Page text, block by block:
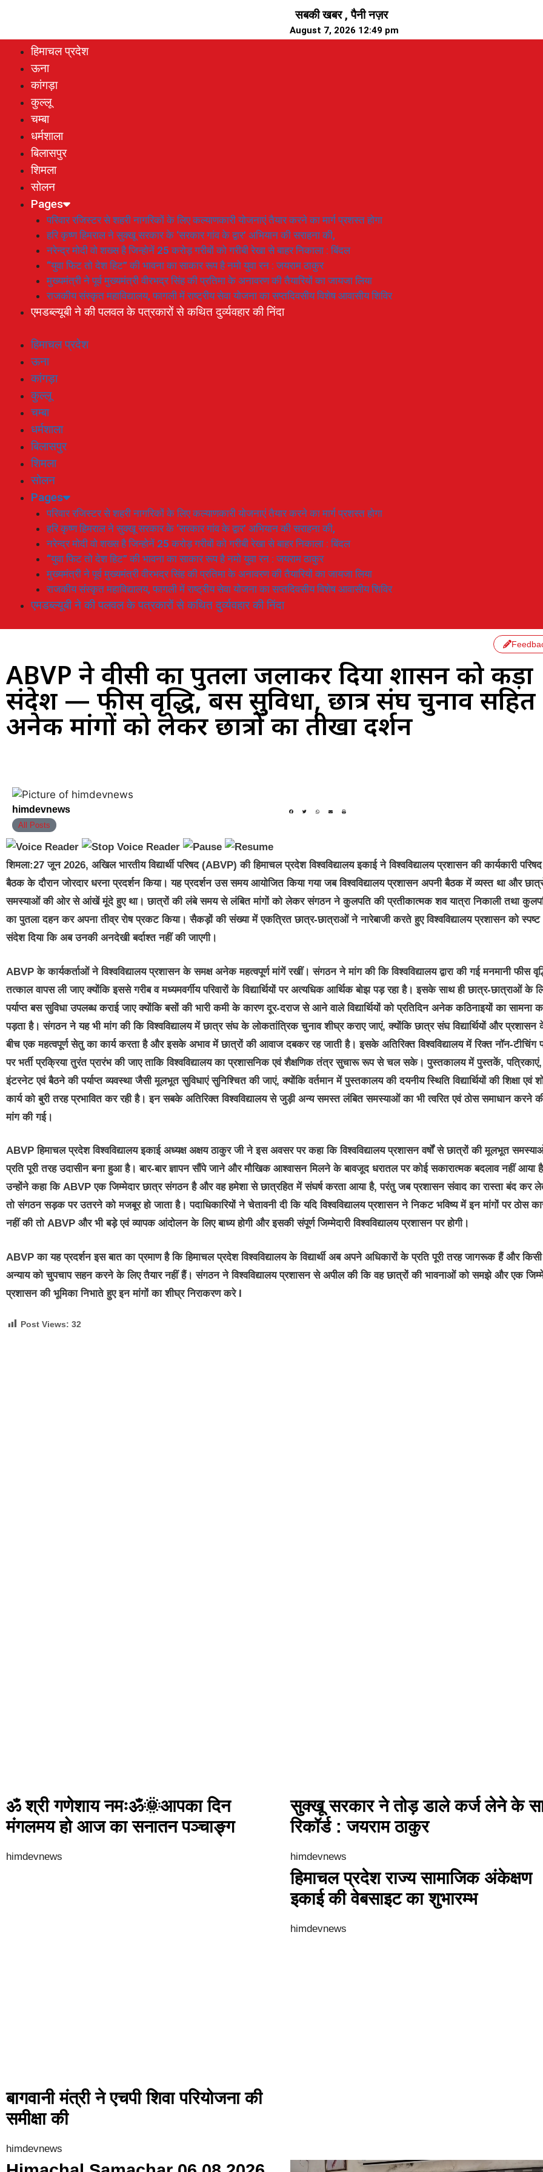
सबकी खबर , पैनी नज़र
August 7, 2026 12:49 pm
हिमाचल प्रदेश
ऊना
कांगड़ा
कुल्लू
चम्बा
धर्मशाला
बिलासपुर
शिमला
सोलन
Pages
परिवार रजिस्टर से शहरी नागरिकों के लिए कल्याणकारी योजनाएं तैयार करने का मार्ग प्रशस्त होगा
हरि कृष्ण हिमराल ने सुक्खू सरकार के ‘सरकार गांव के द्वार’ अभियान की सराहना की,
नरेन्द्र मोदी वो शख्स है जिन्होनें 25 करोड़ गरीबों को गरीबी रेखा से बाहर निकाला : बिंदल
“युवा फिट तो देश हिट” की भावना का साकार रूप है नमो युवा रन : जयराम ठाकुर
मुख्यमंत्री ने पूर्व मुख्यमंत्री वीरभद्र सिंह की प्रतिमा के अनावरण की तैयारियों का जायजा लिया
राजकीय संस्कृत महाविद्यालय, फागली में राष्ट्रीय सेवा योजना का सप्तदिवसीय विशेष आवासीय शिविर
एमडब्ल्यूबी ने की पलवल के पत्रकारों से कथित दुर्व्यवहार की निंदा
हिमाचल प्रदेश
ऊना
कांगड़ा
कुल्लू
चम्बा
धर्मशाला
बिलासपुर
शिमला
सोलन
Pages
परिवार रजिस्टर से शहरी नागरिकों के लिए कल्याणकारी योजनाएं तैयार करने का मार्ग प्रशस्त होगा
हरि कृष्ण हिमराल ने सुक्खू सरकार के ‘सरकार गांव के द्वार’ अभियान की सराहना की,
नरेन्द्र मोदी वो शख्स है जिन्होनें 25 करोड़ गरीबों को गरीबी रेखा से बाहर निकाला : बिंदल
“युवा फिट तो देश हिट” की भावना का साकार रूप है नमो युवा रन : जयराम ठाकुर
मुख्यमंत्री ने पूर्व मुख्यमंत्री वीरभद्र सिंह की प्रतिमा के अनावरण की तैयारियों का जायजा लिया
राजकीय संस्कृत महाविद्यालय, फागली में राष्ट्रीय सेवा योजना का सप्तदिवसीय विशेष आवासीय शिविर
एमडब्ल्यूबी ने की पलवल के पत्रकारों से कथित दुर्व्यवहार की निंदा
ABVP ने वीसी का पुतला जलाकर दिया प्रशासन को कड़ा
संदेश — फीस वृद्धि, बस सुविधा, छात्र संघ चुनाव सहित
अनेक मांगों को लेकर छात्रों का तीखा प्रदर्शन
himdevnews
All Posts
शिमला:27 जून 2026, अखिल भारतीय विद्यार्थी परिषद (ABVP) की हिमाचल प्रदेश विश्वविद्यालय इकाई ने विश्वविद्यालय प्रशासन की कार्यकारी
बैठक के दौरान जोरदार धरना प्रदर्शन किया। यह प्रदर्शन उस समय आयोजित किया गया जब विश्वविद्यालय प्रशासन अपनी बैठक में व्यस्त था और
समस्याओं की ओर से आंखें मूंदे हुए था। छात्रों की लंबे समय से लंबित मांगों को लेकर संगठन ने कुलपति की प्रतीकात्मक शव यात्रा निकाली तथा
का पुतला दहन कर अपना तीव्र रोष प्रकट किया। सैकड़ों की संख्या में एकत्रित छात्र-छात्राओं ने नारेबाजी करते हुए विश्वविद्यालय प्रशासन को स्पष्ट
संदेश दिया कि अब उनकी अनदेखी बर्दाश्त नहीं की जाएगी।
ABVP के कार्यकर्ताओं ने विश्वविद्यालय प्रशासन के समक्ष अनेक महत्वपूर्ण मांगें रखीं। संगठन ने मांग की कि विश्वविद्यालय द्वारा की गई मनमानी फीस
तत्काल वापस ली जाए क्योंकि इससे गरीब व मध्यमवर्गीय परिवारों के विद्यार्थियों पर अत्यधिक आर्थिक बोझ पड़ रहा है। इसके साथ ही छात्र-छात्राओं के
पर्याप्त बस सुविधा उपलब्ध कराई जाए क्योंकि बसों की भारी कमी के कारण दूर-दराज से आने वाले विद्यार्थियों को प्रतिदिन अनेक कठिनाइयों का सामना
पड़ता है। संगठन ने यह भी मांग की कि विश्वविद्यालय में छात्र संघ के लोकतांत्रिक चुनाव शीघ्र कराए जाएं, क्योंकि छात्र संघ विद्यार्थियों और प्रशासन
बीच एक महत्वपूर्ण सेतु का कार्य करता है और इसके अभाव में छात्रों की आवाज दबकर रह जाती है। इसके अतिरिक्त विश्वविद्यालय में रिक्त नॉन-टीचिंग
पर भर्ती प्रक्रिया तुरंत प्रारंभ की जाए ताकि विश्वविद्यालय का प्रशासनिक एवं शैक्षणिक तंत्र सुचारू रूप से चल सके। पुस्तकालय में पुस्तकें, पत्रिकाएं,
इंटरनेट एवं बैठने की पर्याप्त व्यवस्था जैसी मूलभूत सुविधाएं सुनिश्चित की जाएं, क्योंकि वर्तमान में पुस्तकालय की दयनीय स्थिति विद्यार्थियों की शिक्षा एवं
कार्य को बुरी तरह प्रभावित कर रही है। इन सबके अतिरिक्त विश्वविद्यालय से जुड़ी अन्य समस्त लंबित समस्याओं का भी त्वरित एवं ठोस समाधान करने
मांग की गई।
ABVP हिमाचल प्रदेश विश्वविद्यालय इकाई अध्यक्ष अक्षय ठाकुर जी ने इस अवसर पर कहा कि विश्वविद्यालय प्रशासन वर्षों से छात्रों की मूलभूत
प्रति पूरी तरह उदासीन बना हुआ है। बार-बार ज्ञापन सौंपे जाने और मौखिक आश्वासन मिलने के बावजूद धरातल पर कोई सकारात्मक बदलाव नहीं आया
उन्होंने कहा कि ABVP एक जिम्मेदार छात्र संगठन है और वह हमेशा से छात्रहित में संघर्ष करता आया है, परंतु जब प्रशासन संवाद का रास्ता बंद कर
तो संगठन सड़क पर उतरने को मजबूर हो जाता है। पदाधिकारियों ने चेतावनी दी कि यदि विश्वविद्यालय प्रशासन ने निकट भविष्य में इन मांगों पर ठोस
नहीं की तो ABVP और भी बड़े एवं व्यापक आंदोलन के लिए बाध्य होगी और इसकी संपूर्ण जिम्मेदारी विश्वविद्यालय प्रशासन पर होगी।
ABVP का यह प्रदर्शन इस बात का प्रमाण है कि हिमाचल प्रदेश विश्वविद्यालय के विद्यार्थी अब अपने अधिकारों के प्रति पूरी तरह जागरूक हैं और किसी
अन्याय को चुपचाप सहन करने के लिए तैयार नहीं हैं। संगठन ने विश्वविद्यालय प्रशासन से अपील की कि वह छात्रों की भावनाओं को समझे और एक
प्रशासन की भूमिका निभाते हुए इन मांगों का शीघ्र निराकरण करे I
Post Views: 32
ॐ श्री गणेशाय नमःॐ🌞आपका दिन
मंगलमय हो आज का सनातन पञ्चाङ्ग
himdevnews
सुक्खू सरकार ने तोड़ डाले कर्ज लेने के
रिकॉर्ड : जयराम ठाकुर
himdevnews
बागवानी मंत्री ने एचपी शिवा परियोजना की
समीक्षा की
himdevnews
हिमाचल प्रदेश राज्य सामाजिक अंकेक्षण
इकाई की वेबसाइट का शुभारम्भ
himdevnews